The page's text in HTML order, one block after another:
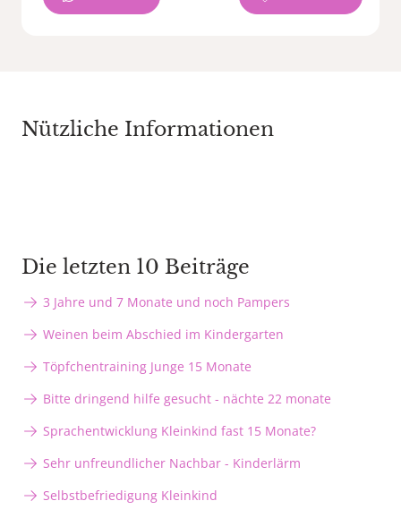
Nützliche Informationen
Die letzten 10 Beiträge
3 Jahre und 7 Monate und noch Pampers
Weinen beim Abschied im Kindergarten
Töpfchentraining Junge 15 Monate
Bitte dringend hilfe gesucht - nächte 22 monate
Sprachentwicklung Kleinkind fast 15 Monate?
Sehr unfreundlicher Nachbar - Kinderlärm
Selbstbefriedigung Kleinkind